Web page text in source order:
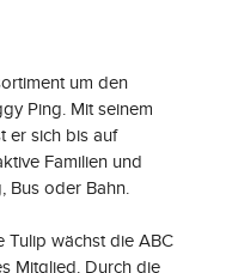
um den
Ping. Mit seinem
er sich bis auf
Familien und
Bus oder Bahn.
Tulip wächst die ABC
Mitglied. Durch die